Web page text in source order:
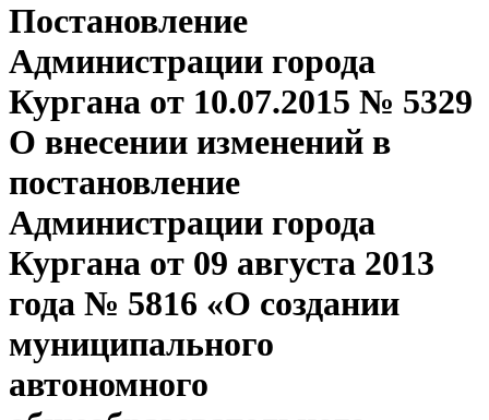
Постановление
Администрации города
Кургана от 10.07.2015 № 5329
О внесении изменений в
постановление
Администрации города
Кургана от 09 августа 2013
года № 5816 «О создании
муниципального
автономного